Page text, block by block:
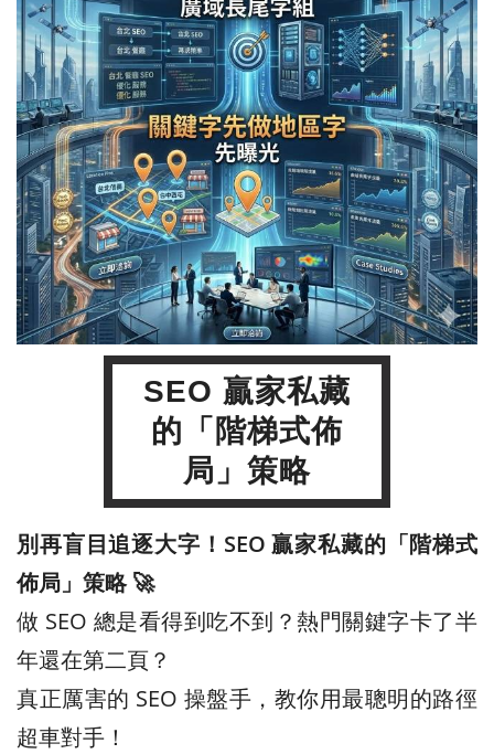
SEO 贏家私藏
的「階梯式佈
局」策略
別再盲目追逐大字！SEO 贏家私藏的「階梯式
佈局」策略 🚀
做 SEO 總是看得到吃不到？熱門關鍵字卡了半
年還在第二頁？
真正厲害的 SEO 操盤手，教你用最聰明的路徑
超車對手！